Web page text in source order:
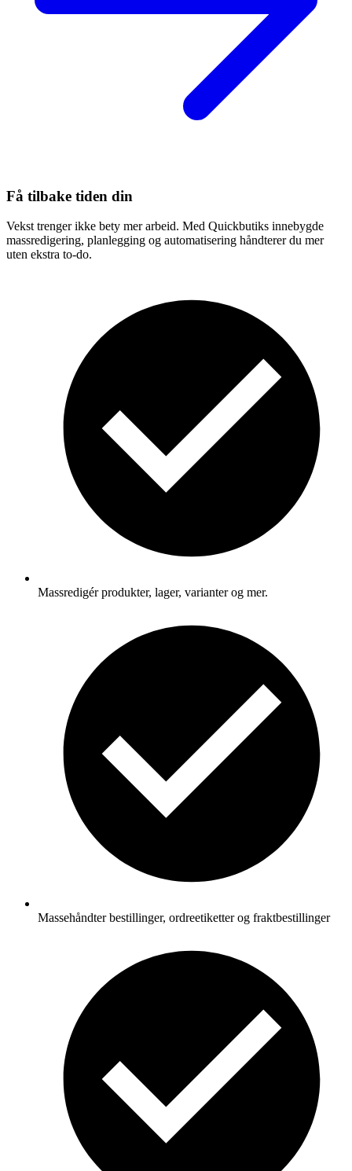
Få tilbake tiden din
Vekst trenger ikke bety mer arbeid. Med Quickbutiks innebygde
massredigering, planlegging og automatisering håndterer du mer
uten ekstra to-do.
Massredigér produkter, lager, varianter og mer.
Massehåndter bestillinger, ordreetiketter og fraktbestillinger